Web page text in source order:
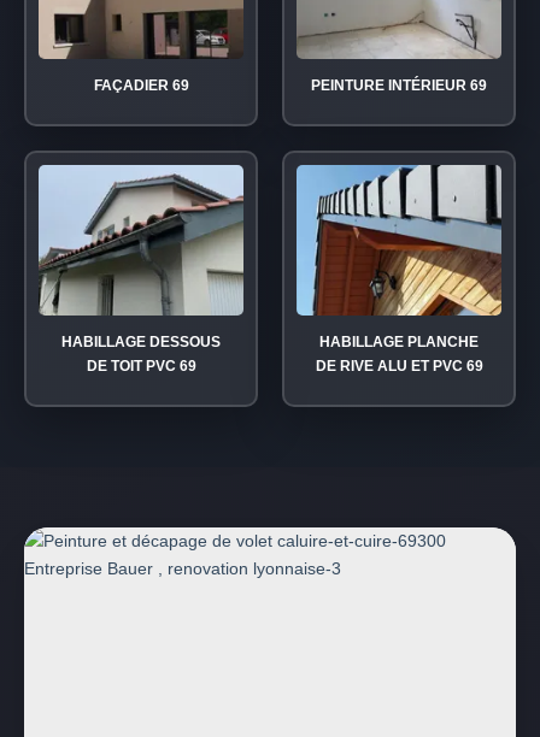
FAÇADIER 69 PEINTURE INTÉRIEUR 69
HABILLAGE DESSOUS
DE TOIT PVC 69
HABILLAGE PLANCHE
DE RIVE ALU ET PVC 69